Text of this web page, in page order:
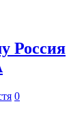
Россия
0